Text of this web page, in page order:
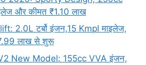
और कीमत ₹1.10 लाख
2.0L टर्बो इंजन,15 Kmpl माइलेज,
लाख से शुरू
New Model: 155cc VVA इंजन,